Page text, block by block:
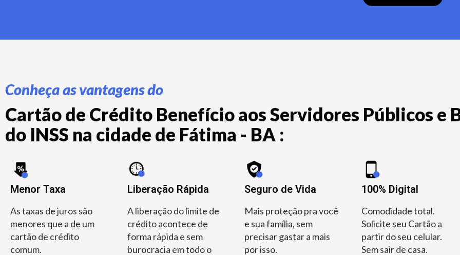
Conheça as vantagens do
Cartão de Crédito Benefício aos Servidores Públicos e
do INSS na cidade de Fátima - BA :
Menor Taxa
As taxas de juros são
menores que a de um
cartão de crédito
comum.
Liberação Rápida
A liberação do limite de
crédito acontece de
forma rápida e sem
burocracia em todo o
Seguro de Vida
Mais proteção pra você
e sua família, sem
precisar gastar a mais
por isso.
100% Digital
Comodidade total.
Solicite seu Cartão a
partir do seu celular.
Sem sair de casa.